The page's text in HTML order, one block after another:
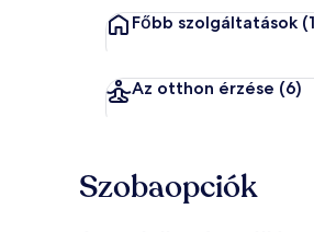
Főbb szolgáltatások
Az otthon érzése (6)
Szobaopciók